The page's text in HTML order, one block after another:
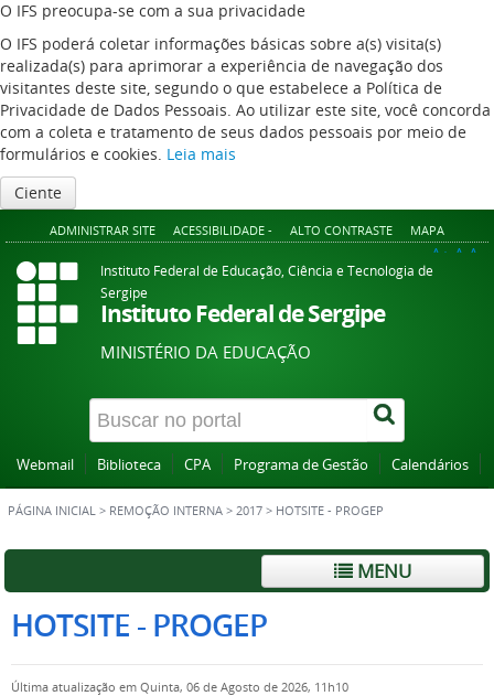
O IFS preocupa-se com a sua privacidade
O IFS poderá coletar informações básicas sobre a(s) visita(s)
realizada(s) para aprimorar a experiência de navegação dos
visitantes deste site, segundo o que estabelece a Política de
Privacidade de Dados Pessoais. Ao utilizar este site, você concorda
com a coleta e tratamento de seus dados pessoais por meio de
formulários e cookies. Leia mais
Ciente
ADMINISTRAR SITE ACESSIBILIDADE - ALTO CONTRASTE MAPA
A+ A A-
Instituto Federal de Educação, Ciência e Tecnologia de
Sergipe
Instituto Federal de Sergipe
MINISTÉRIO DA EDUCAÇÃO
Webmail Biblioteca CPA Programa de Gestão Calendários
PÁGINA INICIAL > REMOÇÃO INTERNA > 2017 > HOTSITE - PROGEP
MENU
HOTSITE - PROGEP
Última atualização em Quinta, 06 de Agosto de 2026, 11h10